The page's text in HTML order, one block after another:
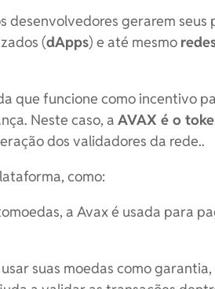
desenvolvedores gerarem seus
(dApps) e até mesmo
que funcione como incentivo
Neste caso, aAVAX é o
dos validadores da rede..
como:
a Avax é usada para
suas moedas como garantia,